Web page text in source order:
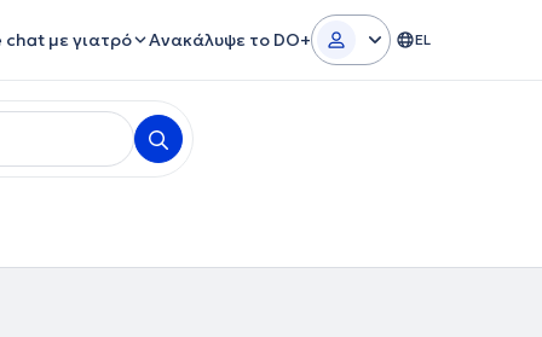
chat με γιατρό Ανακάλυψε το DO+ EL